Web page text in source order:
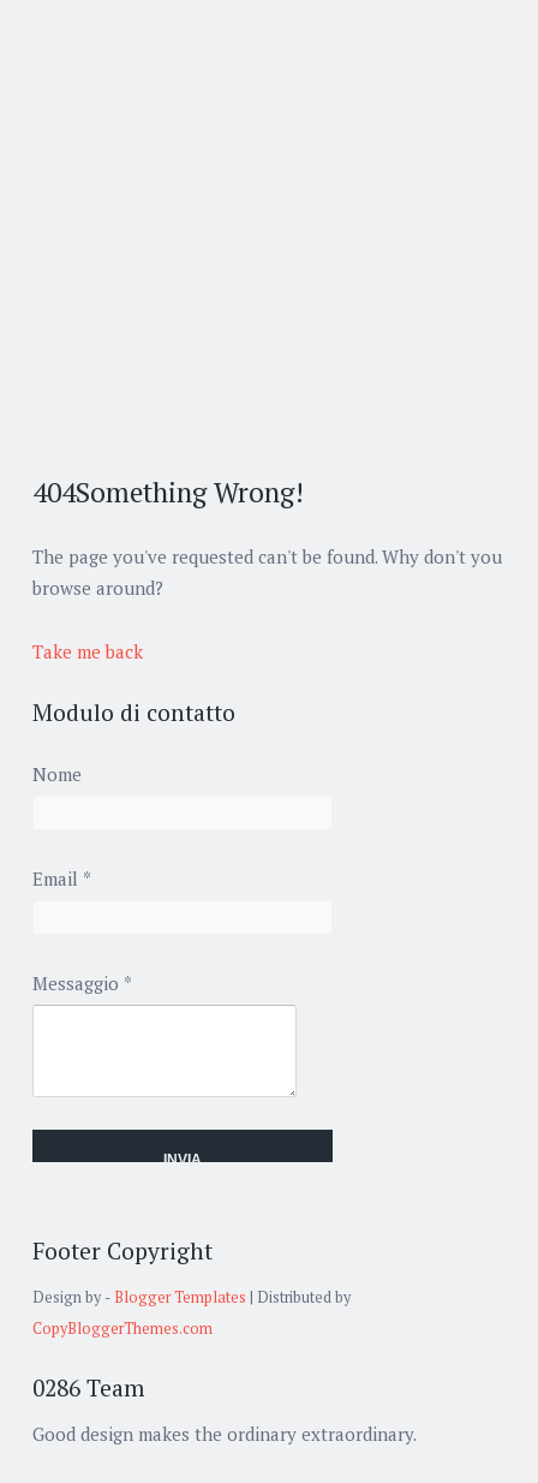
404Something Wrong!
The page you've requested can't be found. Why don't you
browse around?
Take me back
Modulo di contatto
Nome
Email *
Messaggio *
Footer Copyright
Design by - Blogger Templates | Distributed by
CopyBloggerThemes.com
0286 Team
Good design makes the ordinary extraordinary.